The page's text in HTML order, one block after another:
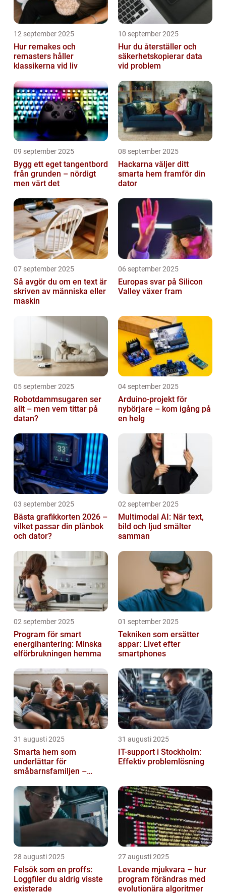
12 september 2025
Hur remakes och
remasters håller
klassikerna vid liv
10 september 2025
Hur du återställer och
säkerhetskopierar data
vid problem
09 september 2025
Bygg ett eget tangentbord
från grunden – nördigt
men värt det
08 september 2025
Hackarna väljer ditt
smarta hem framför din
dator
07 september 2025
Så avgör du om en text är
skriven av människa eller
maskin
06 september 2025
Europas svar på Silicon
Valley växer fram
05 september 2025
Robotdammsugaren ser
allt – men vem tittar på
datan?
04 september 2025
Arduino-projekt för
nybörjare – kom igång på
en helg
03 september 2025
Bästa grafikkorten 2026 –
vilket passar din plånbok
och dator?
02 september 2025
Multimodal AI: När text,
bild och ljud smälter
samman
02 september 2025
Program för smart
energihantering: Minska
elförbrukningen hemma
01 september 2025
Tekniken som ersätter
appar: Livet efter
smartphones
31 augusti 2025
Smarta hem som
underlättar för
småbarnsfamiljen –
barnens dagliga rutiner
31 augusti 2025
IT-support i Stockholm:
Effektiv problemlösning
28 augusti 2025
Felsök som en proffs:
Loggfiler du aldrig visste
existerade
27 augusti 2025
Levande mjukvara – hur
program förändras med
evolutionära algoritmer